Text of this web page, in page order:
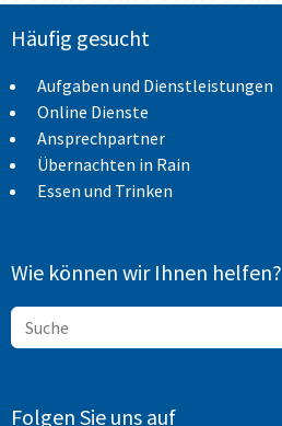
Häufig gesucht
Aufgaben und Dienstleistungen
Online Dienste
Ansprechpartner
Übernachten in Rain
Essen und Trinken
Wie können wir Ihnen helfen?
Folgen Sie uns auf